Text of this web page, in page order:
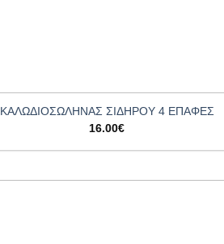
ΚΑΛΩΔΙΟΣΩΛΗΝΑΣ ΣΙΔΗΡΟΥ 4 ΕΠΑΦΕΣ
16.00€